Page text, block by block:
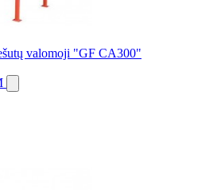
valomoji "GF CA300"